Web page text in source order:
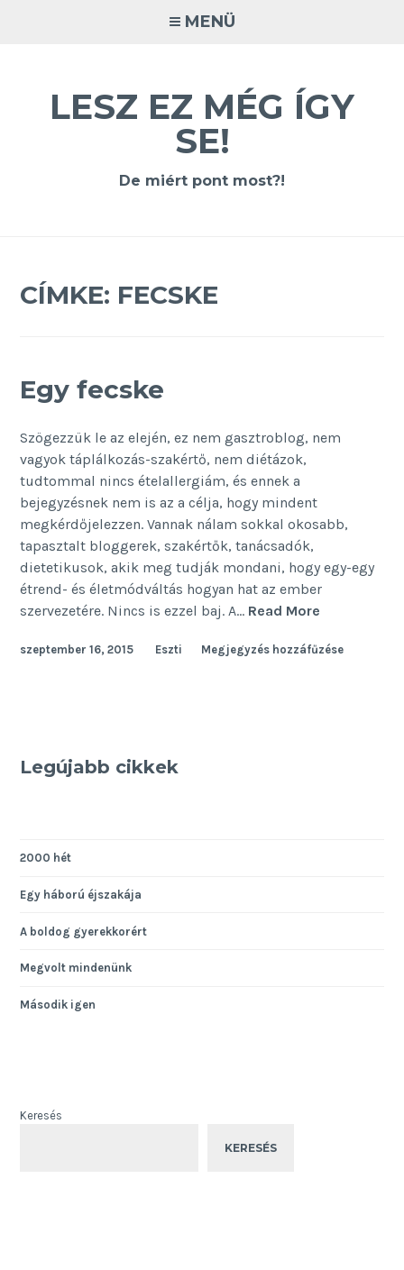
MENÜ
LESZ EZ MÉG ÍGY
SE!
De miért pont most?!
CÍMKE: FECSKE
Egy fecske
Szögezzük le az elején, ez nem gasztroblog, nem
vagyok táplálkozás-szakértő, nem diétázok,
tudtommal nincs ételallergiám, és ennek a
bejegyzésnek nem is az a célja, hogy mindent
megkérdőjelezzen. Vannak nálam sokkal okosabb,
tapasztalt bloggerek, szakértők, tanácsadók,
dietetikusok, akik meg tudják mondani, hogy egy-egy
étrend- és életmódváltás hogyan hat az ember
szervezetére. Nincs is ezzel baj. A… Read More
szeptember 16, 2015 Eszti Megjegyzés hozzáfűzése
Legújabb cikkek
2000 hét
Egy háború éjszakája
A boldog gyerekkorért
Megvolt mindenünk
Második igen
Keresés
KERESÉS